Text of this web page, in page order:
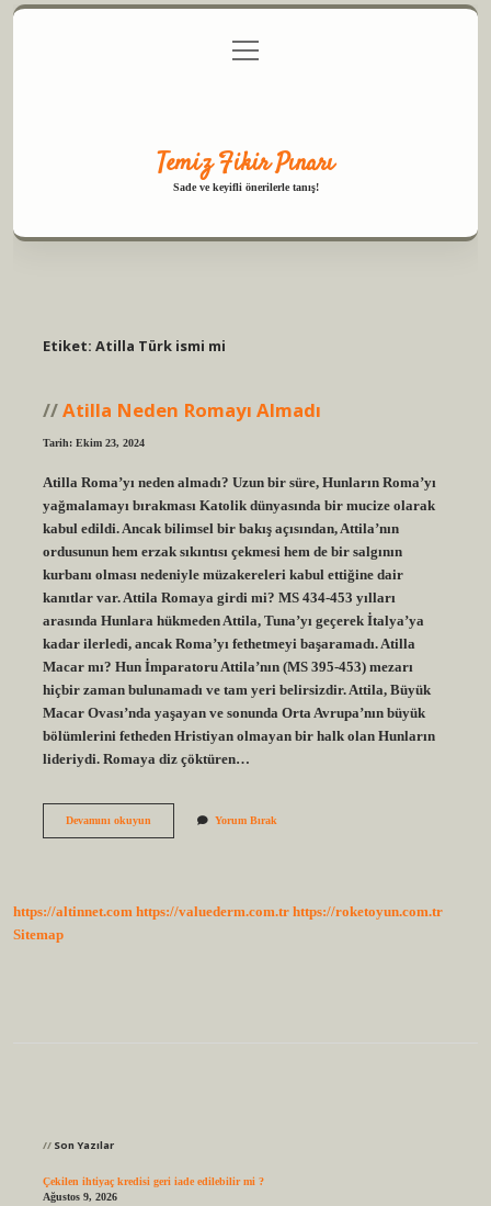
Gizlilik Politikası
menüyü
aç
Temiz Fikir Pınarı
Sade ve keyifli önerilerle tanış!
Etiket: Atilla Türk ismi mi
Atilla Neden Romayı Almadı
Tarih: Ekim 23, 2024
Atilla Roma’yı neden almadı? Uzun bir süre, Hunların Roma’yı
yağmalamayı bırakması Katolik dünyasında bir mucize olarak
kabul edildi. Ancak bilimsel bir bakış açısından, Attila’nın
ordusunun hem erzak sıkıntısı çekmesi hem de bir salgının
kurbanı olması nedeniyle müzakereleri kabul ettiğine dair
kanıtlar var. Attila Romaya girdi mi? MS 434-453 yılları
arasında Hunlara hükmeden Attila, Tuna’yı geçerek İtalya’ya
kadar ilerledi, ancak Roma’yı fethetmeyi başaramadı. Atilla
Macar mı? Hun İmparatoru Attila’nın (MS 395-453) mezarı
hiçbir zaman bulunamadı ve tam yeri belirsizdir. Attila, Büyük
Macar Ovası’nda yaşayan ve sonunda Orta Avrupa’nın büyük
bölümlerini fetheden Hristiyan olmayan bir halk olan Hunların
lideriydi. Romaya diz çöktüren…
Devamını okuyunAtilla
Yorum Bırak
https://altinnet.com https://valuederm.com.tr https://roketoyun.com.tr
Sitemap
Son Yazılar
Çekilen ihtiyaç kredisi geri iade edilebilir mi ?
Ağustos 9, 2026